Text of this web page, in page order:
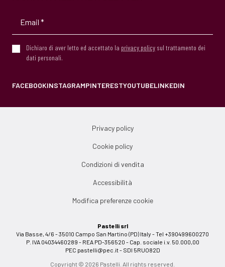
Dichiaro di aver letto ed accettato la privacy policy sul trattamento dei
dati personali.
FACEBOOKINSTAGRAMPINTERESTYOUTUBELINKEDIN
Privacy policy
Cookie policy
Condizioni di vendita
Accessibilità
Modifica preferenze cookie
Pastelli srl
Via Basse, 4/6 - 35010 Campo San Martino (PD) Italy - Tel +390499600270
P. IVA 04034460289 - REA PD-356520 - Cap. sociale i.v. 50.000,00
PEC pastelli@pec.it- SDI 5RUO82D
Copyright © 2026 Pastelli. All rights reserved.